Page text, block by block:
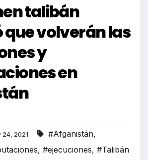
talibán
volverán las
y
en
24, 2021 #Afganistán,
, #ejecuciones, #Talibán